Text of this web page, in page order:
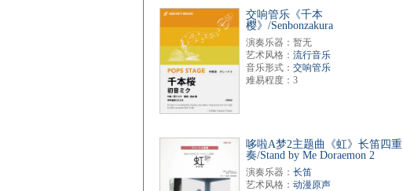
交响管乐《千本
樱》/Senbonzakura
演奏乐器：暂无
艺术风格： 流行音乐
音乐形式： 交响管乐
难易程度：3
哆啦A梦2主题曲《虹》长笛四重
奏/Stand by Me Doraemon 2
演奏乐器： 长笛
艺术风格： 动漫原声